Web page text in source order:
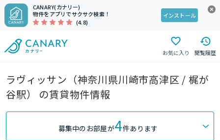
CANARY(カナリー)
物件をアプリでサクサク検索！
(4.8)
インストール
お気に入り 閲覧履歴
ラヴィッサン（神奈川県川崎市高津区 / 梶が
谷駅） の賃貸物件情報
募集中のお部屋が4件あります